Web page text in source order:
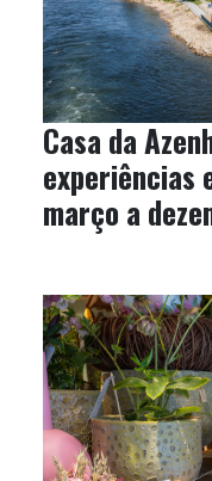
Casa da
experiências
março a